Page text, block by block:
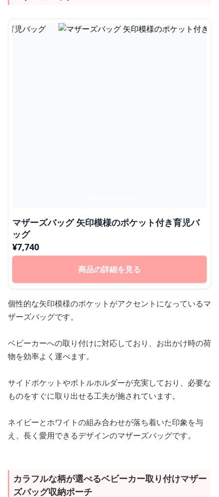
マザーズバッグ 矢印模様のポケット付き育児バ
ッグ
¥7,740
商品の詳細を見る
個性的な矢印模様のポケットがアクセントになっているマ
ザーズバッグです。
ベビーカーへの取り付けに対応しており、お出かけ時の荷
物を効率よく運べます。
サイドポケットやボトルホルダーが充実しており、必要な
ものをすぐに取り出せる工夫が施されています。
ネイビーとホワイトの組み合わせが落ち着いた印象を与
え、長く愛用できるデザインのマザーズバッグです。
カラフルな柄が選べるベビーカー取り付けマザー
ズバッグ収納ポーチ